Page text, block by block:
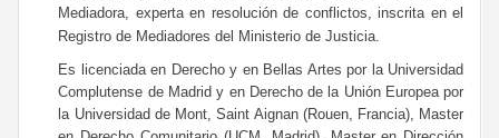
Mediadora, experta en resolución de conflictos, inscrita en el
Registro de Mediadores del Ministerio de Justicia.
Es licenciada en Derecho y en Bellas Artes por la Universidad
Complutense de Madrid y en Derecho de la Unión Europea por
la Universidad de Mont, Saint Aignan (Rouen, Francia), Master